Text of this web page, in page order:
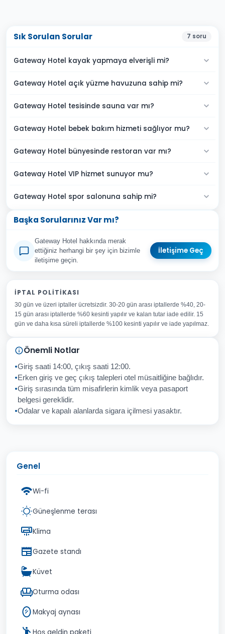
Sık Sorulan Sorular 7 soru
Gateway Hotel kayak yapmaya elverişli mi?
Gateway Hotel açık yüzme havuzuna sahip mi?
Gateway Hotel tesisinde sauna var mı?
Gateway Hotel bebek bakım hizmeti sağlıyor mu?
Gateway Hotel bünyesinde restoran var mı?
Gateway Hotel VIP hizmet sunuyor mu?
Gateway Hotel spor salonuna sahip mi?
Başka Sorularınız Var mı?
Gateway Hotel hakkında merak
ettiğiniz herhangi bir şey için bizimle
iletişime geçin.
İletişime Geç
Adınız Soyadınız
E-posta Adresiniz
Konu
Sorunuz
İptal Gönder
İPTAL POLITIKASI
30 gün ve üzeri iptaller ücretsizdir. 30-20 gün arası iptallerde %40, 20-
15 gün arası iptallerde %60 kesinti yapılır ve kalan tutar iade edilir. 15
gün ve daha kısa süreli iptallerde %100 kesinti yapılır ve iade yapılmaz.
Önemli Notlar
Giriş saati 14:00, çıkış saati 12:00.
Erken giriş ve geç çıkış talepleri otel müsaitliğine bağlıdır.
Giriş sırasında tüm misafirlerin kimlik veya pasaport
belgesi gereklidir.
Odalar ve kapalı alanlarda sigara içilmesi yasaktır.
Genel
Wi-fi
Güneşlenme terası
Klima
Gazete standı
Küvet
Oturma odası
Makyaj aynası
Hoş geldin paketi